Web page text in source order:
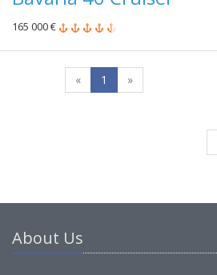
165 000 €
« 1 »
About Us